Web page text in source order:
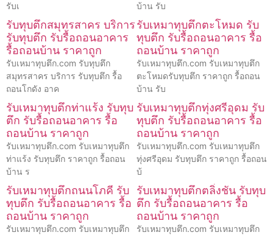
รับเ
บ้าน รับ
รับทุบตึกสมุทรสาคร บริการ
รับทุบตึก รับรื้อถอนอาคาร
รื้อถอนบ้าน ราคาถูก
รับเหมาทุบตึก.com รับทุบตึก
สมุทรสาคร บริการ รับทุบตึก รื้อ
ถอนโกดัง อาค
รับเหมาทุบตึกตะโหมด รับ
ทุบตึก รับรื้อถอนอาคาร รื้อ
ถอนบ้าน ราคาถูก
รับเหมาทุบตึก.com รับเหมาทุบตึก
ตะโหมดรับทุบตึก ราคาถูก รื้อถอน
บ้าน รับ
รับเหมาทุบตึกท่าแร้ง รับทุบ
ตึก รับรื้อถอนอาคาร รื้อ
ถอนบ้าน ราคาถูก
รับเหมาทุบตึก.com รับเหมาทุบตึก
ท่าแร้ง รับทุบตึก ราคาถูก รื้อถอน
บ้าน ร
รับเหมาทุบตึกทุ่งศรีอุดม รับ
ทุบตึก รับรื้อถอนอาคาร รื้อ
ถอนบ้าน ราคาถูก
รับเหมาทุบตึก.com รับเหมาทุบตึก
ทุ่งศรีอุดม รับทุบตึก ราคาถูก รื้อถอน
บ้
รับเหมาทุบตึกถนนโภคี รับ
ทุบตึก รับรื้อถอนอาคาร รื้อ
ถอนบ้าน ราคาถูก
รับเหมาทุบตึก.com รับเหมาทุบตึก
รับเหมาทุบตึกตลิ่งชัน รับทุบ
ตึก รับรื้อถอนอาคาร รื้อ
ถอนบ้าน ราคาถูก
รับเหมาทุบตึก.com รับเหมาทุบตึก